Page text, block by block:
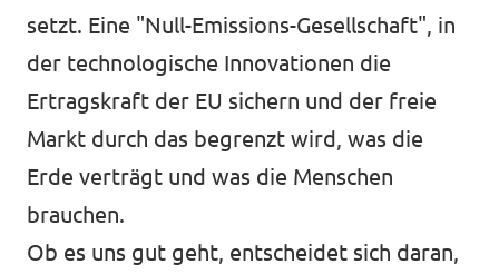
setzt. Eine "Null-Emissions-Gesellschaft", in
der technologische Innovationen die
Ertragskraft der EU sichern und der freie
Markt durch das begrenzt wird, was die
Erde verträgt und was die Menschen
brauchen.
Ob es uns gut geht, entscheidet sich daran,